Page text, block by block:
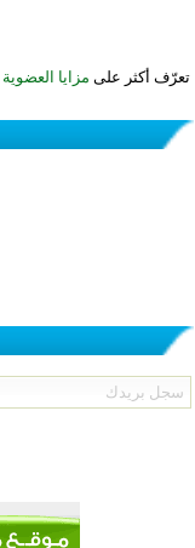
تعرّف أكثر على مزايا العضوية